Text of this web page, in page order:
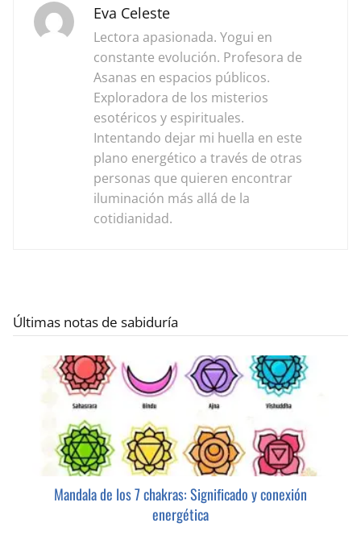
Eva Celeste
Lectora apasionada. Yogui en
constante evolución. Profesora de
Asanas en espacios públicos.
Exploradora de los misterios
esotéricos y espirituales.
Intentando dejar mi huella en este
plano energético a través de otras
personas que quieren encontrar
iluminación más allá de la
cotidianidad.
Últimas notas de sabiduría
Mandala de los 7 chakras: Significado y conexión
energética